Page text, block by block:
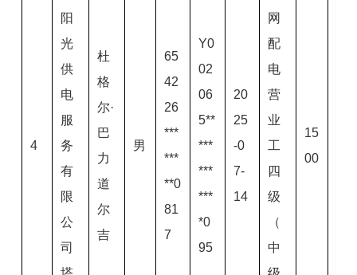
4
阳
光
供
电
服
务
有
限
公
司
杜
格
尔·
巴
力
道
尔
吉
男
65
42
26
***
***
**0
81
7
Y0
02
06
5**
***
***
***
*0
95
20
25
-0
7-
14
网
配
电
营
业
工
四
级
（
中
15
00